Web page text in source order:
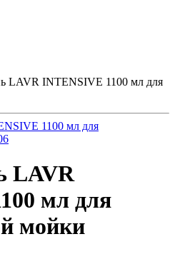
LAVR INTENSIVE 1100 мл для
LAVR
мл для
мойки